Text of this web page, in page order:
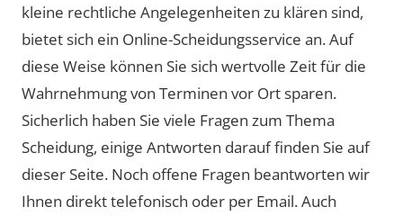
kleine rechtliche Angelegenheiten zu klären sind,
bietet sich ein Online-Scheidungsservice an. Auf
diese Weise können Sie sich wertvolle Zeit für die
Wahrnehmung von Terminen vor Ort sparen.
Sicherlich haben Sie viele Fragen zum Thema
Scheidung, einige Antworten darauf finden Sie auf
dieser Seite. Noch offene Fragen beantworten wir
Ihnen direkt telefonisch oder per Email. Auch